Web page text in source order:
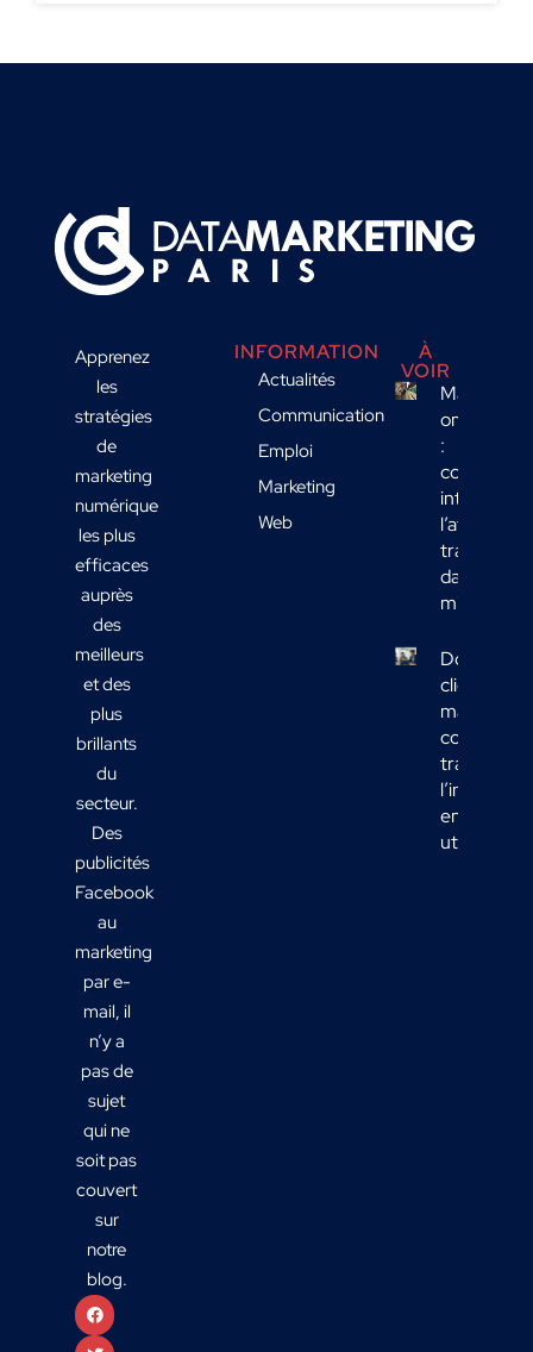
Apprenez
les
stratégies
de
marketing
numérique
les plus
efficaces
auprès
des
meilleurs
et des
plus
brillants
du
secteur.
Des
publicités
Facebook
au
marketing
par e-
mail, il
n’y a
pas de
sujet
qui ne
soit pas
couvert
sur
notre
blog.
INFORMATION
Actualités
Communication
Emploi
Marketing
Web
À
VOIR
Marketing
omnicanal
:
comment
intégrer
l’affichage
transport
dans votre
mix média
Données
clients
marketing :
comment
en actions
utiles ?